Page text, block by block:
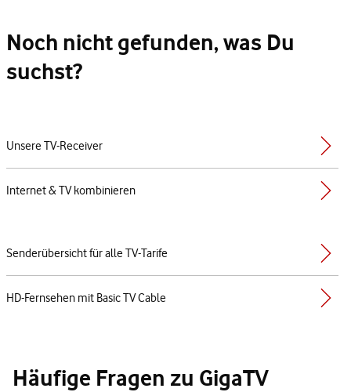
Noch nicht gefunden, was Du
suchst?
Unsere TV-Receiver
Internet & TV kombinieren
Senderübersicht für alle TV-Tarife
HD-Fernsehen mit Basic TV Cable
Häufige Fragen zu GigaTV